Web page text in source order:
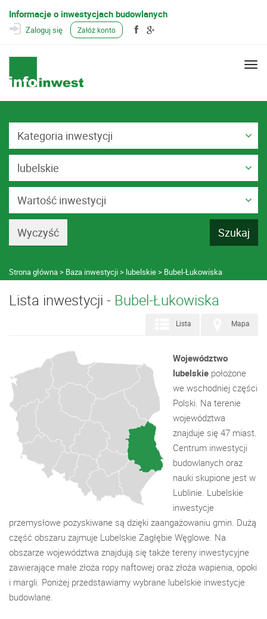
Informacje o inwestycjach budowlanych
Zaloguj się Załóż konto
Kategoria inwestycji
lubelskie
Wartość inwestycji
Strona główna Baza inwestycji lubelskie Bubel-Łukowiska
Lista inwestycji - Bubel-Łukowiska
Mapa
Lista
Województwo
lubelskie położone
we wschodniej części
Polski. Na terenie
województwa
znajduje się 47 miast.
Centrum inwestycji
budowlanych oraz
nauki skupione jest w
Lublinie. Lubelskie
inwestycje
przemysłowe pozyskiwane są dzięki zaangażowaniu gmin. Dużą
część obszaru zajmuje Lubelskie Zagłębie Węglowe. Na
obszarze województwa znajdują się także tereny inwestycyjne
zawierające małe złoża ropy naftowej oraz złoża wapienia, opoki
i margli. Poniżej przedstawiamy wybrane lubelskie inwestycje
budowlane.